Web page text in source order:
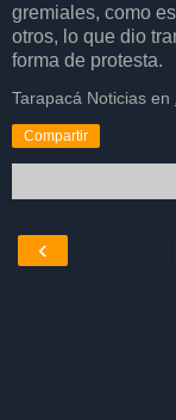
gremiales, como
otros, lo que dio
forma de protesta.
Tarapacá Noticias en
Compartir
‹